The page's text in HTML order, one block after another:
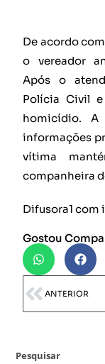
De acordo
o vereador
Após o
Polícia Civil
homicídio. A
informações
vítima
companheira
Difusora1 com
Gostou
ANTERIOR
Pesquisar